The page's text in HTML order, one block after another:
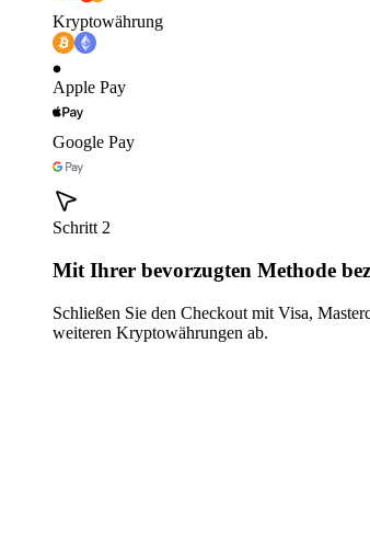
Kryptowährung
Apple Pay
Google Pay
Schritt 2
Mit Ihrer bevorzugten Methode
Schließen Sie den Checkout mit Visa,
weiteren Kryptowährungen ab.